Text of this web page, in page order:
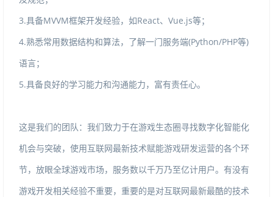
3.具备MVVM框架开发经验，如React、Vue.js等；
4.熟悉常用数据结构和算法，了解一门服务端(Python/PHP等)
语言；
5.具备良好的学习能力和沟通能力，富有责任心。
这是我们的团队：我们致力于在游戏生态圈寻找数字化智能化
机会与突破，使用互联网最新技术赋能游戏研发运营的各个环
节，放眼全球游戏市场，服务数以千万乃至亿计用户。有没有
游戏开发相关经验不重要，重要的是对互联网最新最酷的技术